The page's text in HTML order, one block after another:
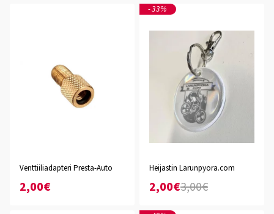
Venttiiliadapteri Presta-Auto
2,00€
-33%
Heijastin Larunpyora.com
2,00€3,00€